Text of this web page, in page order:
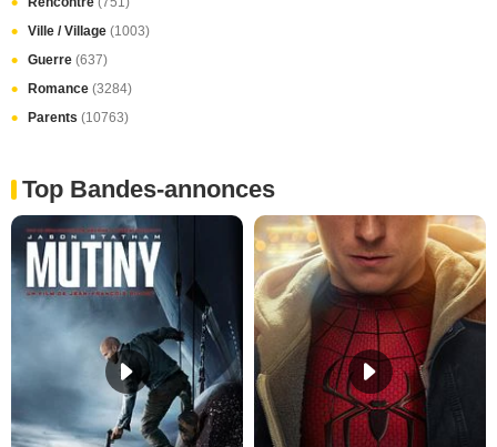
Ville / Village (1003)
Guerre (637)
Romance (3284)
Parents (10763)
Top Bandes-annonces